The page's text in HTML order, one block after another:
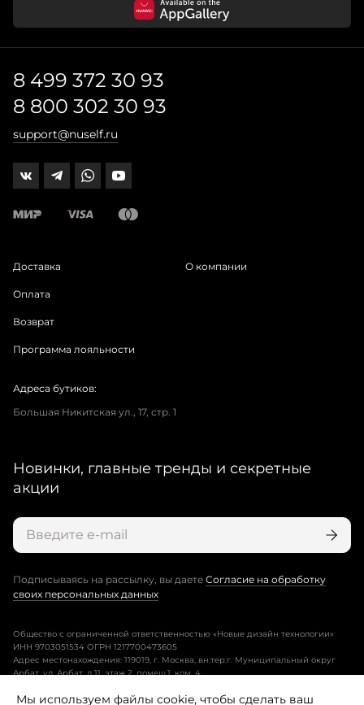
8 499 372 30 93
8 800 302 30 93
support@nuself.ru
Доставка
Оплата
Возврат
Программа лояльности
О компании
Адреса бутиков:
Большая Никитская ул., 17, стр. 1
Новинки, главные тренды и секретные
акции
Подписываясь на рассылку, вы даете Согласие на обработку
своих персональных данных
Общество с ограниченной ответственностью «Новые дизайн технологии»
ИНН 9703051534 ОГРН 1217700473605
Адрес местонахождения: 119019, г. Москва, вн.тер.г. Муниципальный округ
Арбат, ул. Арбат, д.11, этаж 2, помещ.1, ком. 4.
Мы используем файлы cookie, чтобы сделать ваш